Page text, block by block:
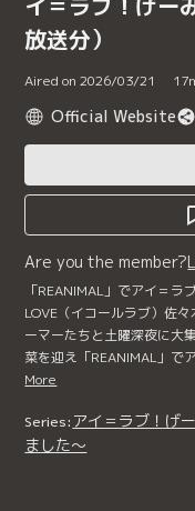
放送分）
Aired on 2026/03/21 17
Official Website
Are you the member?
「REANIMAL」でアイ＝ラ
LOVE（イコールラブ）佐
ーマーたちと土曜深夜に大
菜を迎え「REANIMAL」で
More
Series: アイ＝ラブ！げ
ました～